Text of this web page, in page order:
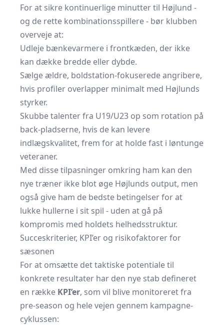
For at sikre kontinuerlige minutter til Højlund -
og de rette kombinationsspillere - bør klubben
overveje at:
Udleje bænkevarmere i frontkæden, der ikke
kan dække bredde eller dybde.
Sælge ældre, boldstation-fokuserede angribere,
hvis profiler overlapper minimalt med Højlunds
styrker.
Skubbe talenter fra U19/U23 op som rotation på
back-pladserne, hvis de kan levere
indlægskvalitet, frem for at holde fast i løntunge
veteraner.
Med disse tilpasninger omkring ham kan den
nye træner ikke blot øge Højlunds output, men
også give ham de bedste betingelser for at
lukke hullerne i sit spil - uden at gå på
kompromis med holdets helhedsstruktur.
Succeskriterier, KPI’er og risikofaktorer for
sæsonen
For at omsætte det taktiske potentiale til
konkrete resultater har den nye stab defineret
en række KPI’er, som vil blive monitoreret fra
pre-season og hele vejen gennem kampagne-
cyklussen: